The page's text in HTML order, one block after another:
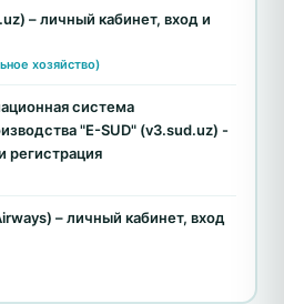
– личный кабинет, вход и
хозяйство)
система
"E-SUD" (v3.sud.uz) -
регистрация
– личный кабинет, вход